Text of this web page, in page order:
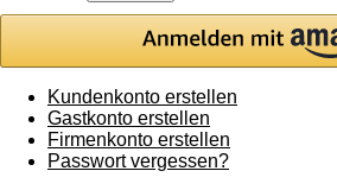
Ergebnis
auszuwählen.
Eingabetaste,
zum
ausgewählten
Kundenkonto erstellen
Gastkonto erstellen
Firmenkonto erstellen
Passwort vergessen?